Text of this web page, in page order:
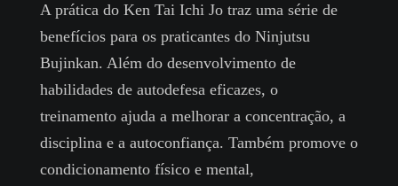
A prática do Ken Tai Ichi Jo traz uma série de
benefícios para os praticantes do Ninjutsu
Bujinkan. Além do desenvolvimento de
habilidades de autodefesa eficazes, o
treinamento ajuda a melhorar a concentração, a
disciplina e a autoconfiança. Também promove o
condicionamento físico e mental,